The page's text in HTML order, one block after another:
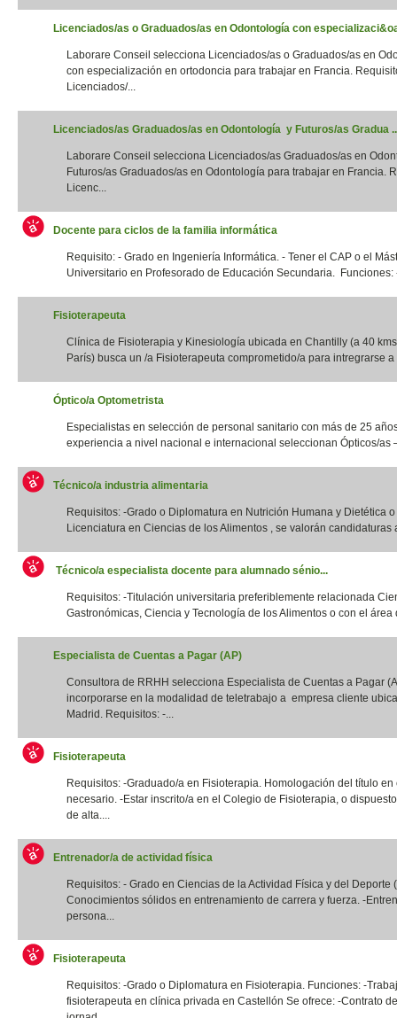
Licenciados/as o Graduados/as en Odontología con
Laborare Conseil selecciona Licenciados/as o Graduados/as en
con especialización en ortodoncia para trabajar en Francia.
Licenciados/...
Licenciados/as Graduados/as en Odontología y Futuros/as Gradua
Laborare Conseil selecciona Licenciados/as Graduados/as en
Futuros/as Graduados/as en Odontología para trabajar en Francia.
Licenc...
Docente para ciclos de la familia informática
Requisito: - Grado en Ingeniería Informática. - Tener el CAP o el
Universitario en Profesorado de Educación Secundaria. Funciones:
Fisioterapeuta
Clínica de Fisioterapia y Kinesiología ubicada en Chantilly (a 40
París) busca un /a Fisioterapeuta comprometido/a para intregrarse a
Óptico/a Optometrista
Especialistas en selección de personal sanitario con más de 25
experiencia a nivel nacional e internacional seleccionan Ópticos/as
Técnico/a industria alimentaria
Requisitos: -Grado o Diplomatura en Nutrición Humana y Dietética
Licenciatura en Ciencias de los Alimentos , se valorán candidaturas
Técnico/a especialista docente para alumnado sénio...
Requisitos: -Titulación universitaria preferiblemente relacionada
Gastronómicas, Ciencia y Tecnología de los Alimentos o con el área
Especialista de Cuentas a Pagar (AP)
Consultora de RRHH selecciona Especialista de Cuentas a Pagar
incorporarse en la modalidad de teletrabajo a empresa cliente
Madrid. Requisitos: -...
Fisioterapeuta
Requisitos: -Graduado/a en Fisioterapia. Homologación del título en
necesario. -Estar inscrito/a en el Colegio de Fisioterapia, o
de alta....
Entrenador/a de actividad física
Requisitos: - Grado en Ciencias de la Actividad Física y del Deporte
Conocimientos sólidos en entrenamiento de carrera y fuerza. -
persona...
Fisioterapeuta
Requisitos: -Grado o Diplomatura en Fisioterapia. Funciones: -
fisioterapeuta en clínica privada en Castellón Se ofrece: -Contrato